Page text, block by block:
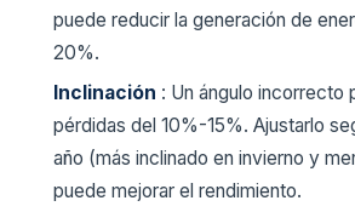
puede reducir la generación de
20%.
Inclinación : Un ángulo incorrecto
pérdidas del 10%-15%. Ajustarlo
año (más inclinado en invierno y
puede mejorar el rendimiento.